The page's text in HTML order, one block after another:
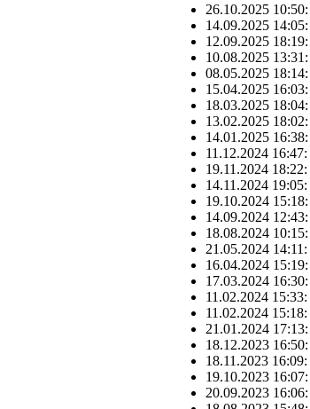
26.10.2025 10:50:
14.09.2025 14:05:
12.09.2025 18:19:
10.08.2025 13:31:
08.05.2025 18:14:
15.04.2025 16:03:
18.03.2025 18:04:
13.02.2025 18:02:
14.01.2025 16:38:
11.12.2024 16:47:
19.11.2024 18:22:
14.11.2024 19:05:
19.10.2024 15:18:
14.09.2024 12:43:
18.08.2024 10:15:
21.05.2024 14:11:
16.04.2024 15:19:
17.03.2024 16:30:
11.02.2024 15:33:
11.02.2024 15:18:
21.01.2024 17:13:
18.12.2023 16:50:
18.11.2023 16:09:
19.10.2023 16:07:
20.09.2023 16:06: